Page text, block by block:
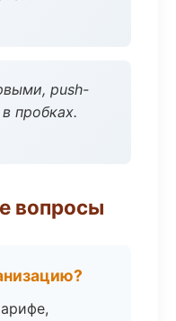
push-
пробках.
вопросы